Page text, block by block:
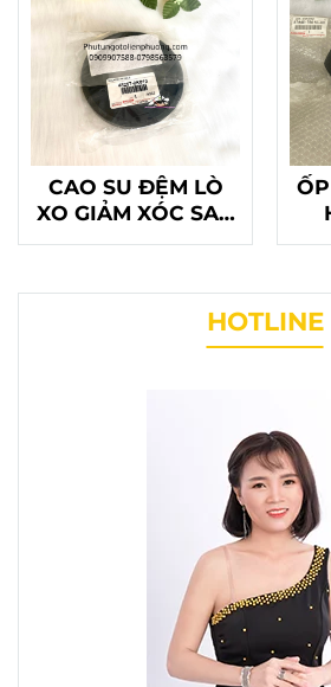
CAO SU ĐỆM LÒ
XO GIẢM XÓC SAU
FORTUNER
HOTLINE